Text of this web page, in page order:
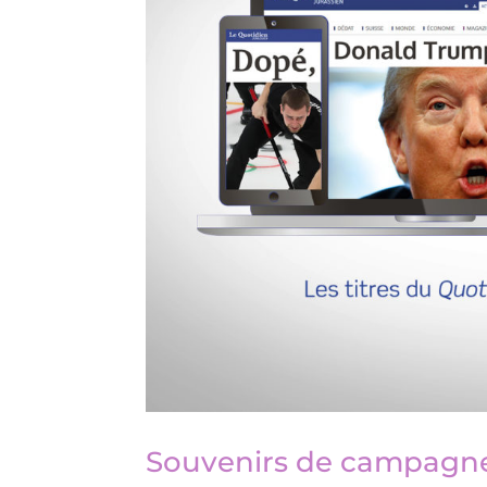
Souvenirs de